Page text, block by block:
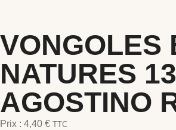
VONGOLES
NATURES
AGOSTINO
Prix : 4,40 € TTC